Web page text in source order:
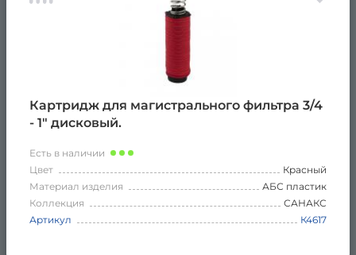
Картридж для магистрального фильтра 3/4
- 1" дисковый.
Есть в наличии
Цвет
Красный
Материал изделия
АБС пластик
Коллекция
САНАКС
Артикул
К4617